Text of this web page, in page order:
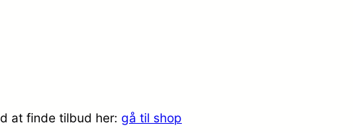
at finde tilbud her: gå til shop